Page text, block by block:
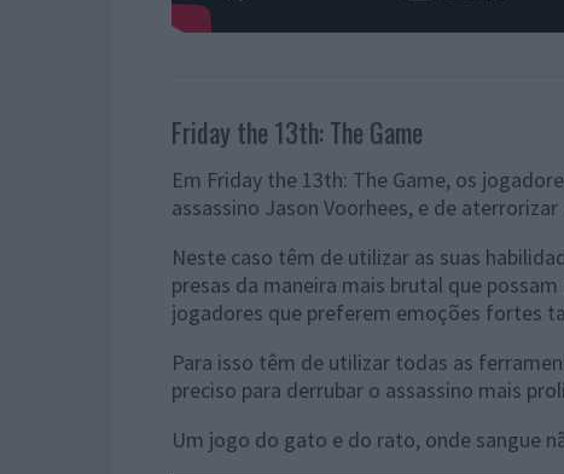
Friday the 13th: The Game
Em Friday the 13th: The Game, os
assassino Jason Voorhees, e de
Neste caso têm de utilizar as suas
presas da maneira mais brutal que
jogadores que preferem emoções fortes
Para isso têm de utilizar todas as
preciso para derrubar o assassino mais
Um jogo do gato e do rato, onde sangue